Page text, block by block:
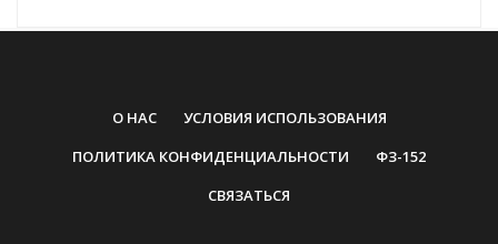
О НАС
УСЛОВИЯ ИСПОЛЬЗОВАНИЯ
ПОЛИТИКА КОНФИДЕНЦИАЛЬНОСТИ
ФЗ-152
СВЯЗАТЬСЯ